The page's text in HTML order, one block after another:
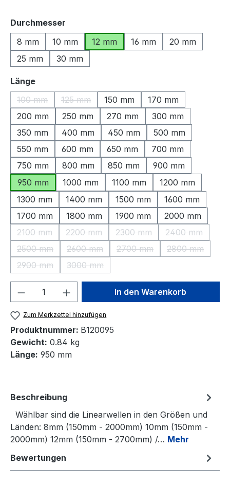
Durchmesser
8 mm
10 mm 12 mm 16 mm
20 mm
25 mm
30 mm
Längeauswählen
100 mm
(Diese Option ist zurzeit nicht verfügbar.)
125 mm
(Diese Option ist zurzeit nicht verfügbar.)
150 mm
170 mm
200 mm
250 mm 270 mm
300 mm
350 mm
400 mm 450 mm
500 mm
550 mm
600 mm 650 mm
700 mm
750 mm
800 mm 850 mm
900 mm
950 mm
1000 mm 1100 mm
1200 mm
1300 mm
1400 mm 1500 mm
1600 mm
1700 mm
1800 mm 1900 mm
2000 mm
2100 mm
(Diese Option ist zurzeit nicht verfügbar.)
2200 mm
(Diese Option ist zurzeit nicht verfügbar.)
2300 mm
(Diese Option ist zurzeit
2400 mm
(Diese
2500 mm
(Diese Option ist zurzeit nicht verfügbar.)
2600 mm
(Diese Option ist zurzeit nicht verfügbar.)
2700 mm
(Diese Option ist zurzeit
2800 mm
(Diese
2900 mm
(Diese Option ist zurzeit nicht verfügbar.)
3000 mm
(Diese Option ist zurzeit nicht verfügbar.)
Produkt Anzahl: Gib denIn den Warenkorb
Zum Merkzettel hinzufügen
Produktnummer: B120095
Gewicht: 0.84 kg
Länge: 950 mm
Beschreibung
Wählbar sind die Linearwellen in den Größen und
Länden: 8mm (150mm - 2000mm) 10mm (150mm -
2000mm) 12mm (150mm - 2700mm) /… Mehr
Bewertungen